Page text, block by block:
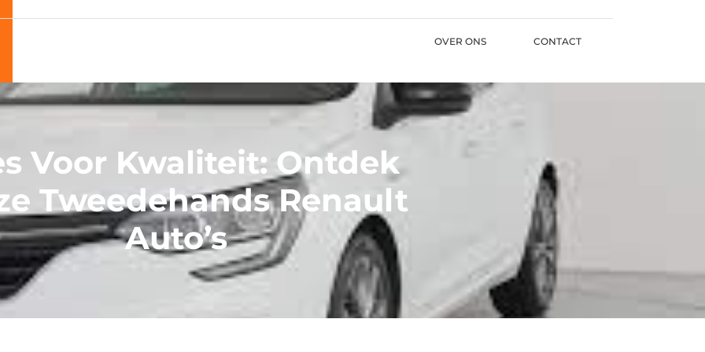
OVER ONS CONTACT
Voor Kwaliteit: Ontdek
Tweedehands Renault
Auto’s